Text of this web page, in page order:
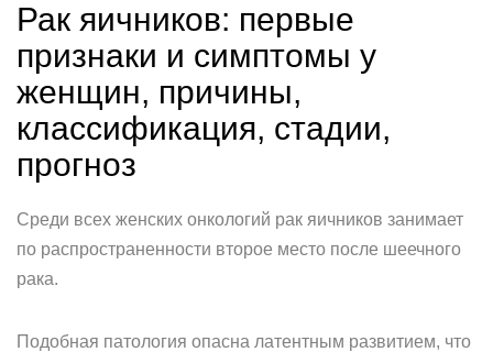
Рак яичников: первые
признаки и симптомы у
женщин, причины,
классификация, стадии,
прогноз
Среди всех женских онкологий рак яичников занимает
по распространенности второе место после шеечного
рака.
Подобная патология опасна латентным развитием, что